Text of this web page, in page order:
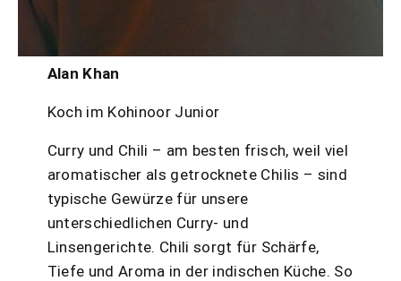
Alan Khan
Koch im Kohinoor Junior
Curry und Chili – am besten frisch, weil viel
aromatischer als getrocknete Chilis – sind
typische Gewürze für unsere
unterschiedlichen Curry- und
Linsengerichte. Chili sorgt für Schärfe,
Tiefe und Aroma in der indischen Küche. So